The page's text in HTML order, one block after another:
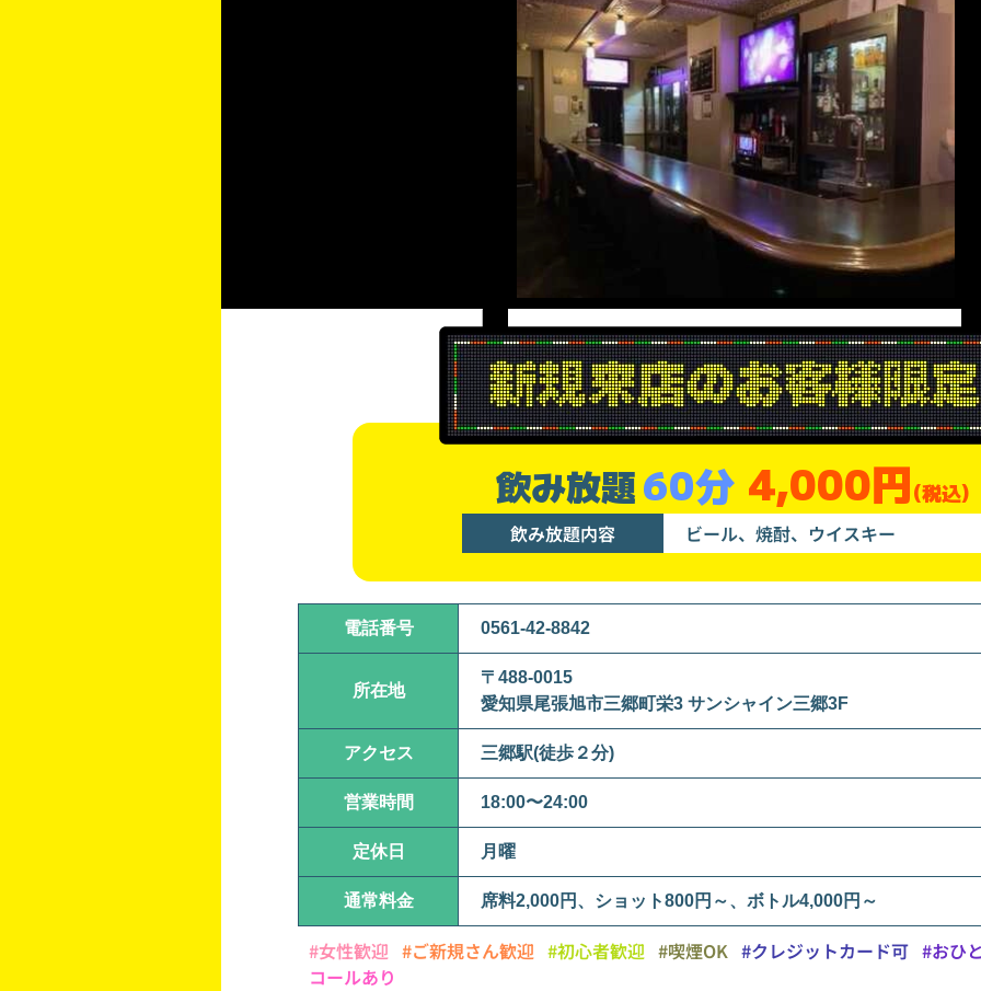
飲み放題60分 4,000円(税込)
飲み放題内容 ビール、焼酎、ウイスキー
電話番号 0561-42-8842
所在地
〒488-0015
愛知県尾張旭市三郷町栄3 サンシャイン三郷3F
アクセス 三郷駅(徒歩２分)
営業時間 18:00〜24:00
定休日 月曜
通常料金 席料2,000円、ショット800円～、ボトル4,000円～
#女性歓迎 #ご新規さん歓迎 #初心者歓迎 #喫煙OK #クレジットカード可 #おひ
コールあり